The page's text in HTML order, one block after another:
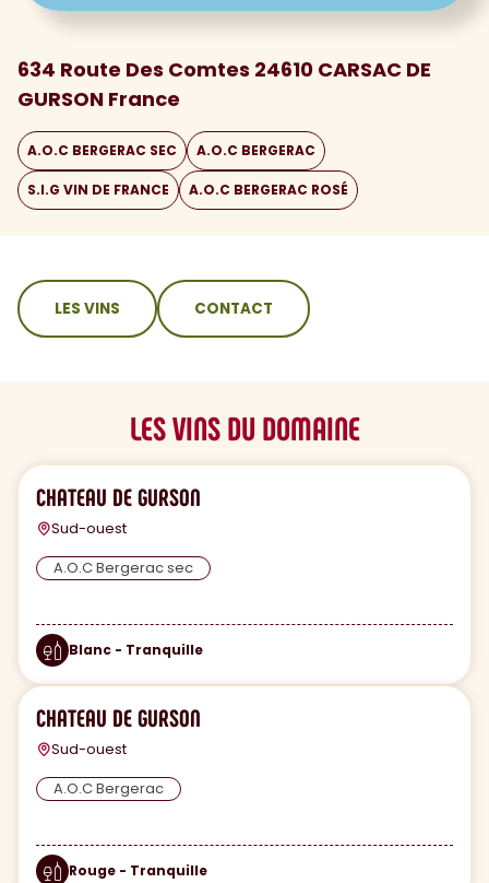
634 Route Des Comtes 24610 CARSAC DE
GURSON France
A.O.C BERGERAC SEC A.O.C BERGERAC
S.I.G VIN DE FRANCE A.O.C BERGERAC ROSÉ
sommaire
LES VINS CONTACT
LES VINS DU DOMAINE
CHATEAU DE GURSON
Sud-ouest
A.O.C Bergerac sec
Blanc - Tranquille
CHATEAU DE GURSON
Sud-ouest
A.O.C Bergerac
Rouge - Tranquille